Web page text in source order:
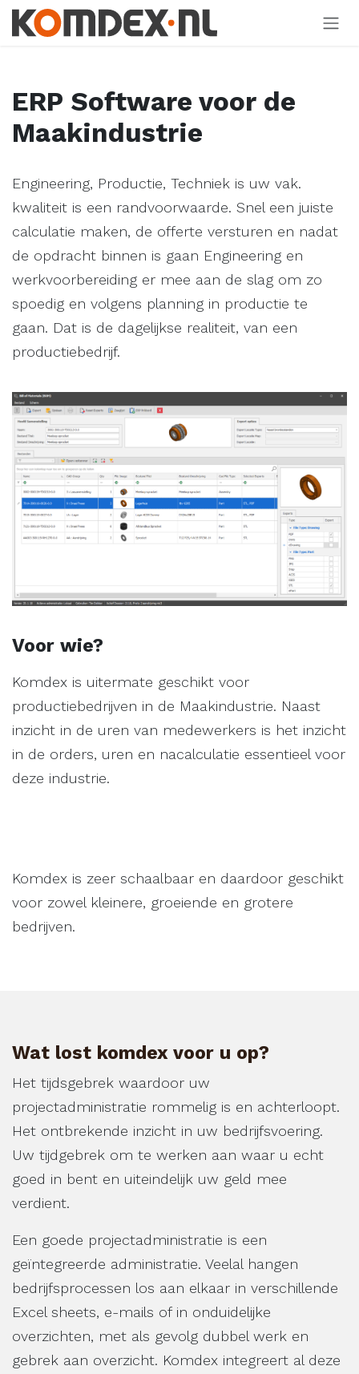
Overslaan naar inhoud
ERP Software voor de
Maakindustrie
Engineering, Productie, Techniek is uw vak.
kwaliteit is een randvoorwaarde. Snel een juiste
calculatie maken, de offerte versturen en nadat
de opdracht binnen is gaan Engineering en
werkvoorbereiding er mee aan de slag om zo
spoedig en volgens planning in productie te
gaan. Dat is de dagelijkse realiteit, van een
productiebedrijf.
Voor wie?
Komdex is uitermate geschikt voor
productiebedrijven in de Maakindustrie. Naast
inzicht in de uren van medewerkers is het inzicht
in de orders, uren en nacalculatie essentieel voor
deze industrie.
Komdex is zeer schaalbaar en daardoor geschikt
voor zowel kleinere, groeiende en grotere
bedrijven.
Wat lost komdex voor u op?
Het tijdsgebrek waardoor uw
projectadministratie rommelig is en achterloopt.
Het ontbrekende inzicht in uw bedrijfsvoering.
Uw tijdgebrek om te werken aan waar u echt
goed in bent en uiteindelijk uw geld mee
verdient.
Een goede projectadministratie is een
geïntegreerde administratie. Veelal hangen
bedrijfsprocessen los aan elkaar in verschillende
Excel sheets, e-mails of in onduidelijke
overzichten, met als gevolg dubbel werk en
gebrek aan overzicht. Komdex integreert al deze